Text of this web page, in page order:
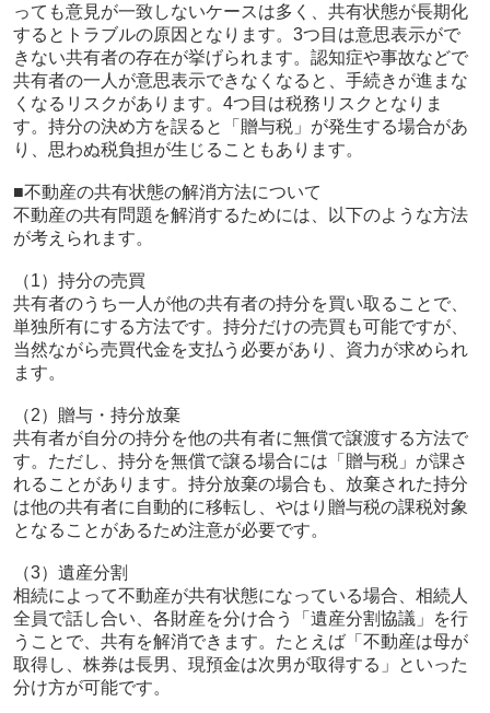
っても意見が一致しないケースは多く、共有状態が長期化
するとトラブルの原因となります。3つ目は意思表示がで
きない共有者の存在が挙げられます。認知症や事故などで
共有者の一人が意思表示できなくなると、手続きが進まな
くなるリスクがあります。4つ目は税務リスクとなりま
す。持分の決め方を誤ると「贈与税」が発生する場合があ
り、思わぬ税負担が生じることもあります。
■不動産の共有状態の解消方法について
不動産の共有問題を解消するためには、以下のような方法
が考えられます。
（1）持分の売買
共有者のうち一人が他の共有者の持分を買い取ることで、
単独所有にする方法です。持分だけの売買も可能ですが、
当然ながら売買代金を支払う必要があり、資力が求められ
ます。
（2）贈与・持分放棄
共有者が自分の持分を他の共有者に無償で譲渡する方法で
す。ただし、持分を無償で譲る場合には「贈与税」が課さ
れることがあります。持分放棄の場合も、放棄された持分
は他の共有者に自動的に移転し、やはり贈与税の課税対象
となることがあるため注意が必要です。
（3）遺産分割
相続によって不動産が共有状態になっている場合、相続人
全員で話し合い、各財産を分け合う「遺産分割協議」を行
うことで、共有を解消できます。たとえば「不動産は母が
取得し、株券は長男、現預金は次男が取得する」といった
分け方が可能です。